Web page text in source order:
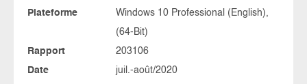
Plateforme
Windows 10 Professional (English),
(64-Bit)
Rapport
203106
Date
juil.-août/2020